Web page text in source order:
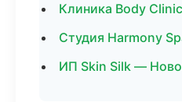
Клиника Body
Студия Harmony
ИП Skin Silk —